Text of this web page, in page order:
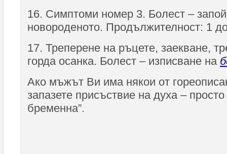
16. Симптоми номер 3. Болест –
новороденото. Продължителност: 1
17. Треперене на ръцете, заекване,
горда осанка. Болест – изписване на
Ако мъжът Ви има някои от
запазете присъствие на духа –
бременна”.